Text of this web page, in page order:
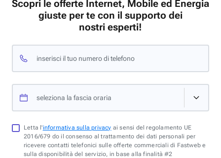
Scopri le offerte Internet, Mobile ed Energia
giuste per te con il supporto dei
nostri esperti!
inserisci il tuo numero di telefono
seleziona la fascia oraria
Letta l'informativa sulla privacy ai sensi del regolamento UE
2016/679 do il consenso al trattamento dei dati personali per
ricevere contatti telefonici sulle offerte commerciali di Fastweb e
sulla disponibilità del servizio, in base alla finalità #2